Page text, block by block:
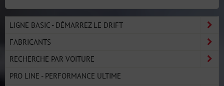
LIGNE BASIC - DÉMARREZ LE DRIFT
FABRICANTS
RECHERCHE PAR VOITURE
PRO LINE - PERFORMANCE ULTIME